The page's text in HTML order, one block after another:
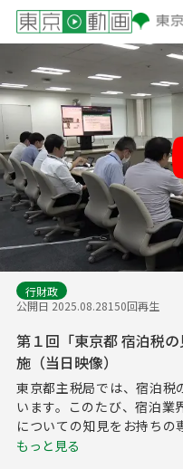
Play
行財政
公開日 2025.08.28150回再生
第１回「東京都 宿泊税
施（当日映像）
東京都主税局では、宿泊税
います。このたび、宿泊業
についての知見をお持ちの
もっと見る